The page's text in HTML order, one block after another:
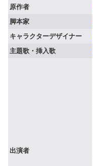
原作者
脚本家
キャラクターデザイナー
主題歌・挿入歌
出演者